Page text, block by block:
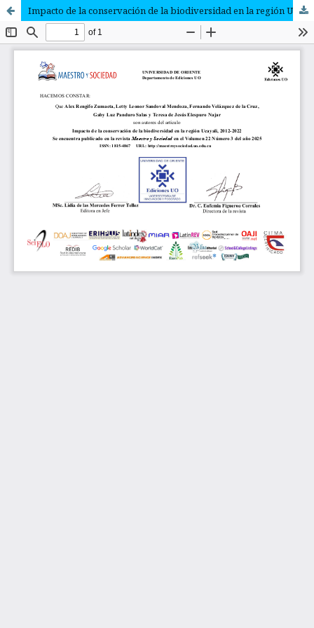
Impacto de la conservación de la biodiversidad en la región Ucayali, 2012-2022